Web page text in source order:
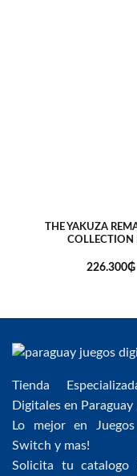
THE YAKUZA
COLLECTION
226.300₲
Tienda
Digitales en Paraguay
Lo mejor en
Switch y mas!
Solicita tu catalogo